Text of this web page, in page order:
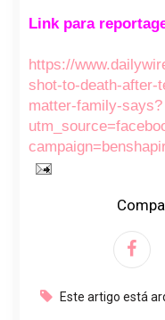
Link para
https://
shot-to-death-after-
matter-family-says?
Este artigo está